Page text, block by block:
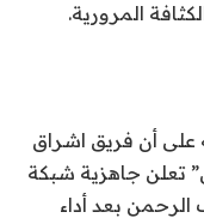
المرورية.
على أن فريق اشراق
تعلن جاهزية شبكة
بعد أداء